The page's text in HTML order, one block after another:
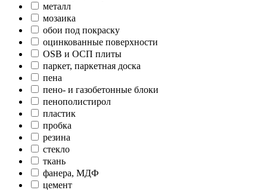
металл
мозаика
обои под покраску
оцинкованные поверхности
OSB и ОСП плиты
паркет, паркетная доска
пена
пено- и газобетонные блоки
пенополистирол
пластик
пробка
резина
стекло
ткань
фанера, МДФ
цемент